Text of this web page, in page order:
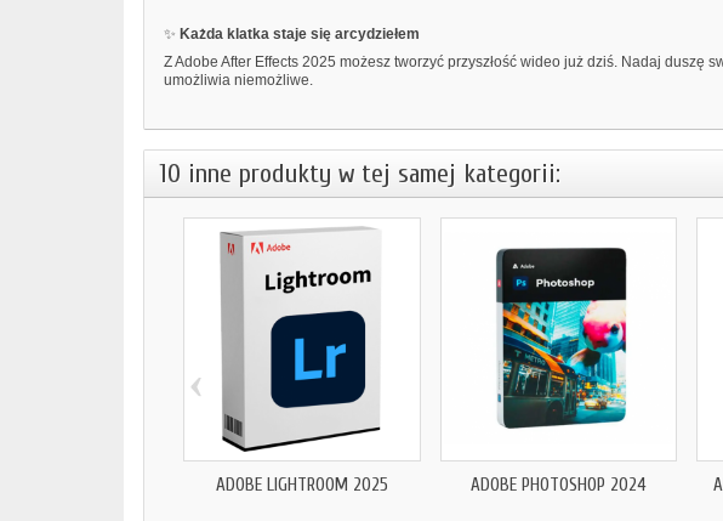
✨ Każda klatka staje się arcydziełem
Z Adobe After Effects 2025 możesz tworzyć przyszłość wideo już dziś. Nadaj
umożliwia niemożliwe.
10 inne produkty w tej samej kategorii:
ADOBE LIGHTROOM 2025 ADOBE PHOTOSHOP 2024
‹